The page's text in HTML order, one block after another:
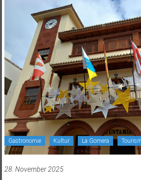
Gastronomie Kultur La Gomera
28. November 2025